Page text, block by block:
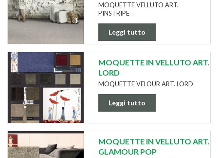
MOQUETTE VELLUTO ART.
PINSTRIPE
Leggi tutto
MOQUETTE IN VELLUTO ART.
LORD
MOQUETTE VELOUR ART. LORD
Leggi tutto
MOQUETTE IN VELLUTO ART.
GLAMOUR POP